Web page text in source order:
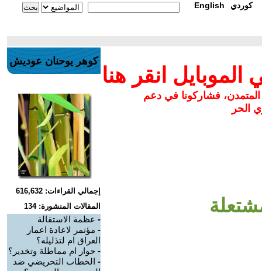
English كوردي
انقر هنا
المتمدن، فشاركونا في دعم
الحر
كوهر يوحنان عوديش
إجمالي القراءات: 616,632
المقالات المنشورة: 134
- عظمة الاستقالة
- مؤتمر لاعادة اعمار
العراق ام لتذليله؟
- حوار ام مماطلة وتخدير؟
- الخطاب التحريضي ضد